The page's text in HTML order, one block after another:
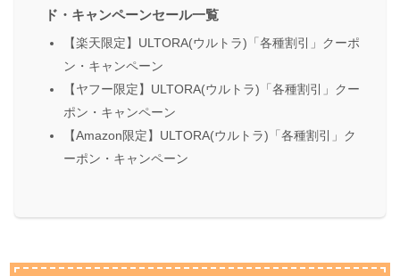
ド・キャンペーンセール一覧
【楽天限定】ULTORA(ウルトラ)「各種割引」クーポ
ン・キャンペーン
【ヤフー限定】ULTORA(ウルトラ)「各種割引」クー
ポン・キャンペーン
【Amazon限定】ULTORA(ウルトラ)「各種割引」ク
ーポン・キャンペーン